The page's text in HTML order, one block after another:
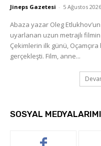
Jineps Gazetesi - 5 Ağustos 2026
Abaza yazar Oleg
uyarlanan uzun metrajlı
Çekimlerin ilk günü,
gerçekleşti. Film, anne...
SOSYAL